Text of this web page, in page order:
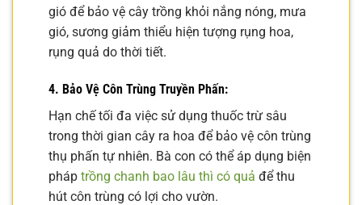
gió để bảo vệ cây trồng khỏi nắng nóng, mưa
gió, sương giảm thiểu hiện tượng rụng hoa,
rụng quả do thời tiết.
4. Bảo Vệ Côn Trùng Truyền Phấn:
Hạn chế tối đa việc sử dụng thuốc trừ sâu
trong thời gian cây ra hoa để bảo vệ côn trùng
thụ phấn tự nhiên. Bà con có thể áp dụng biện
pháp trồng chanh bao lâu thì có quả để thu
hút côn trùng có lợi cho vườn.